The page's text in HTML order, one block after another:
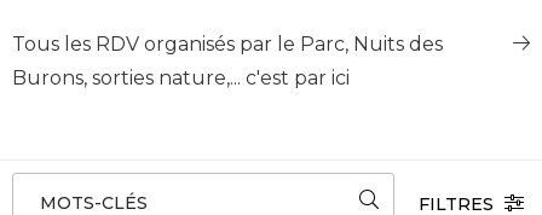
Tous les RDV organisés par le Parc, Nuits des
Burons, sorties nature,... c'est par ici
MOTS-CLÉS FILTRES